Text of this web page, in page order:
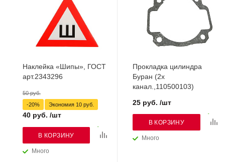
Наклейка «Шипы», ГОСТ
арт.2343296
Много
40 руб. /шт
50 руб.
-20%
Экономия 10 руб.
В КОРЗИНУ
Прокладка цилиндра
Буран (2х
канал.,110500103)
Много
25 руб. /шт
В КОРЗИНУ